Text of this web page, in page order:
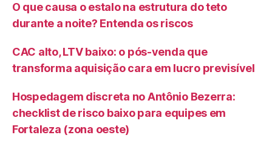
O que causa o estalo na estrutura do teto
durante a noite? Entenda os riscos
CAC alto, LTV baixo: o pós-venda que
transforma aquisição cara em lucro previsível
Hospedagem discreta no Antônio Bezerra:
checklist de risco baixo para equipes em
Fortaleza (zona oeste)